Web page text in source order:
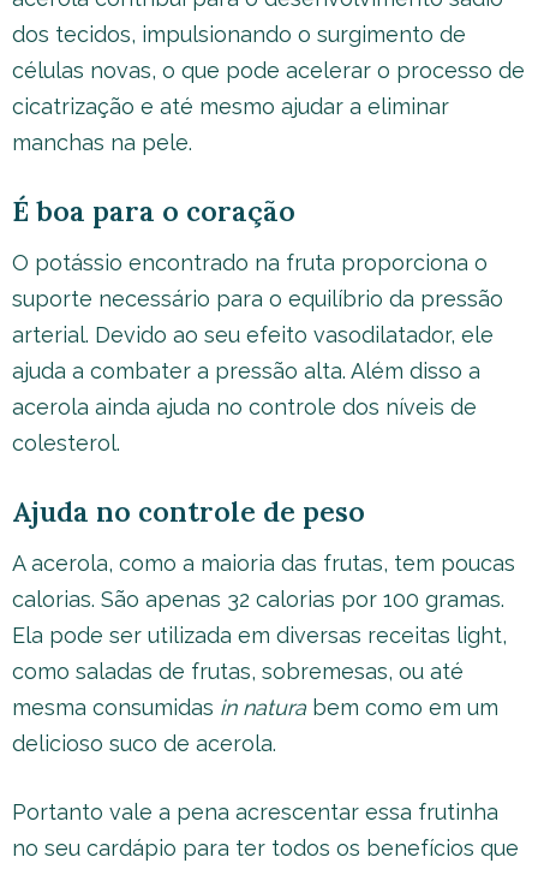
dos tecidos, impulsionando o surgimento de
células novas, o que pode acelerar o processo de
cicatrização e até mesmo ajudar a eliminar
manchas na pele.
É boa para o coração
O potássio encontrado na fruta proporciona o
suporte necessário para o equilíbrio da pressão
arterial. Devido ao seu efeito vasodilatador, ele
ajuda a combater a pressão alta. Além disso a
acerola ainda ajuda no controle dos níveis de
colesterol.
Ajuda no controle de peso
A acerola, como a maioria das frutas, tem poucas
calorias. São apenas 32 calorias por 100 gramas.
Ela pode ser utilizada em diversas receitas light,
como saladas de frutas, sobremesas, ou até
mesma consumidas in natura bem como em um
delicioso suco de acerola.
Portanto vale a pena acrescentar essa frutinha
no seu cardápio para ter todos os benefícios que